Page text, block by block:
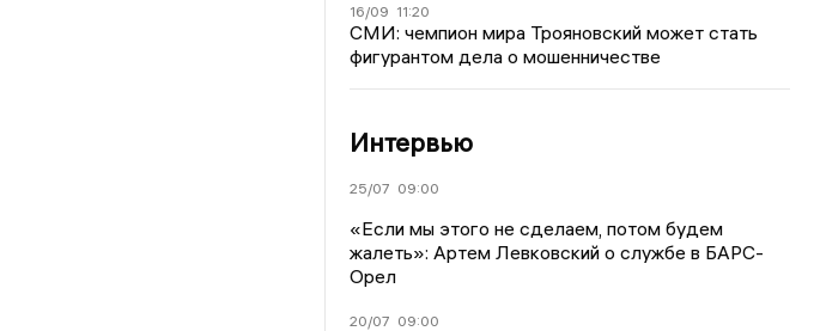
16/09 11:20
СМИ: чемпион мира Трояновский может стать
фигурантом дела о мошенничестве
Интервью
25/07 09:00
«Если мы этого не сделаем, потом будем
жалеть»: Артем Левковский о службе в БАРС-
Орел
20/07 09:00